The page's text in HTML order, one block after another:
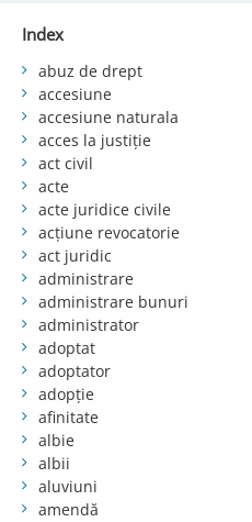
Index
abuz de drept
accesiune
accesiune naturala
acces la justiție
act civil
acte
acte juridice civile
acțiune revocatorie
act juridic
administrare
administrare bunuri
administrator
adoptat
adoptator
adopție
afinitate
albie
albii
aluviuni
amendă